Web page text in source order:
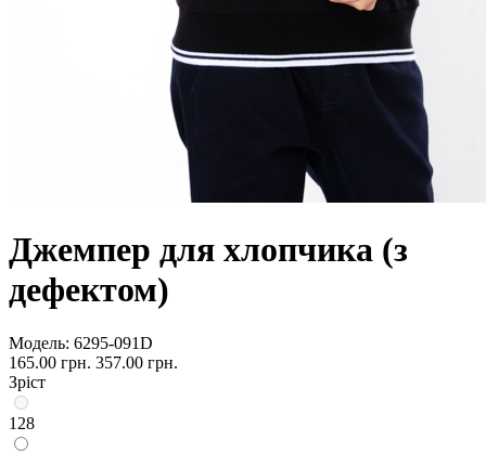
Джемпер для хлопчика (з
дефектом)
Модель: 6295-091D
165.00 грн. 357.00 грн.
Зріст
128